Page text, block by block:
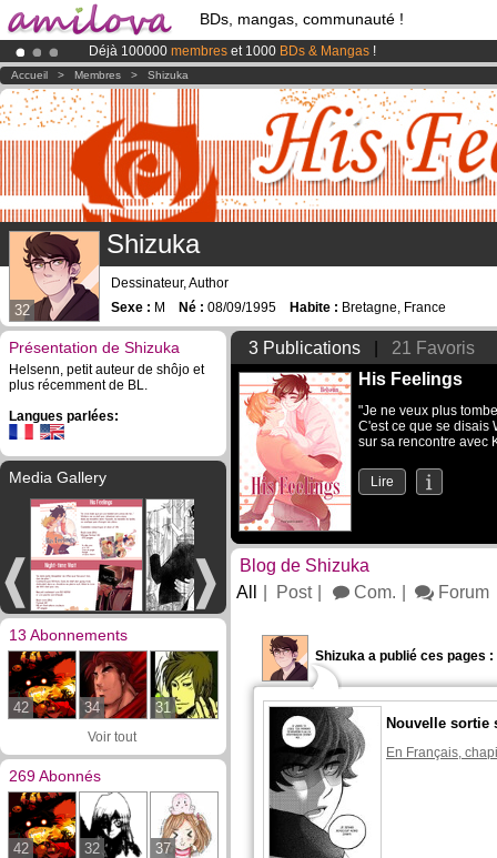
BDs, mangas, communauté !
Déjà 100000 membres et 1000 BDs & Mangas !
Abonnement premium: à partir de3.95 eurospar mois !Clique ici
LeKickstarter Amilova est désormais lancé!.
Accueil > Membres > Shizuka
32
Shizuka
Dessinateur, Author
Sexe : M Né : 08/09/1995 Habite : Bretagne, France
Présentation de Shizuka
Helsenn, petit auteur de shôjo et
plus récemment de BL.
Langues parlées:
Media Gallery
13 Abonnements
42 34 31
Voir tout
269 Abonnés
42 32 37
3 Publications
21 Favoris
His Feelings
"Je ne veux plus
C'est ce que se disais
sur sa rencontre avec
Lire
Blog de Shizuka
All
Post Com. Forum
Shizuka a publié ces pages :
Nouvelle sortie
En Français,